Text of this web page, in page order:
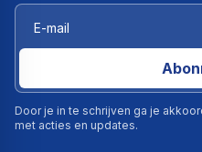
Door je in te schrijven ga je
met acties en updates.